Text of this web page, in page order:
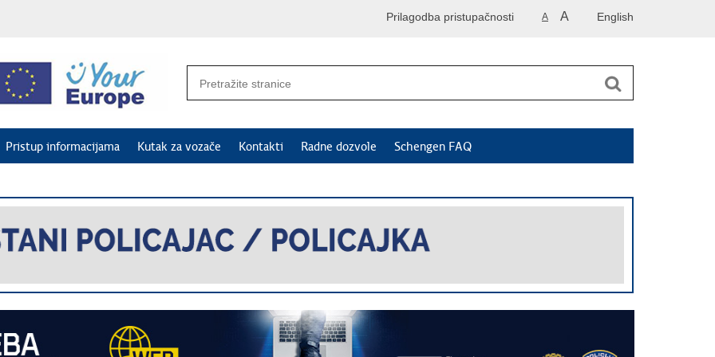
English
A A
Prilagodba pristupačnosti
Pristup informacijama Kutak za vozače Kontakti Radne dozvole Schengen FAQ